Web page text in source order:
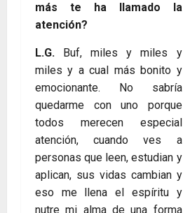
más te ha llamado la
atención?
L.G. Buf, miles y miles y
miles y a cual más bonito y
emocionante. No sabría
quedarme con uno porque
todos merecen especial
atención, cuando ves a
personas que leen, estudian y
aplican, sus vidas cambian y
eso me llena el espíritu y
nutre mi alma de una forma